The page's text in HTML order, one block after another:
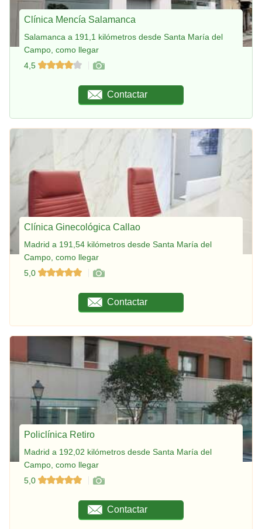
Clínica Mencía Salamanca
Salamanca a 191,1 kilómetros desde Santa María del
Campo, como llegar
4,5
Contactar
Clínica Ginecológica Callao
Madrid a 191,54 kilómetros desde Santa María del
Campo, como llegar
5,0
Contactar
Policlínica Retiro
Madrid a 192,02 kilómetros desde Santa María del
Campo, como llegar
5,0
Contactar